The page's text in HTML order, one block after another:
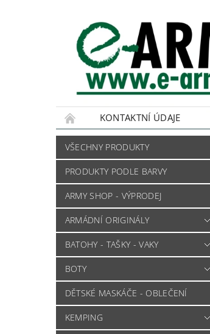
KONTAKTNÍ ÚDAJE
VŠECHNY PRODUKTY
PRODUKTY PODLE BARVY
ARMY SHOP - VÝPRODEJ
ARMÁDNÍ ORIGINÁLY
BATOHY - TAŠKY - VAKY
BOTY
DĚTSKÉ MASKÁČE - OBLEČENÍ
KEMPING